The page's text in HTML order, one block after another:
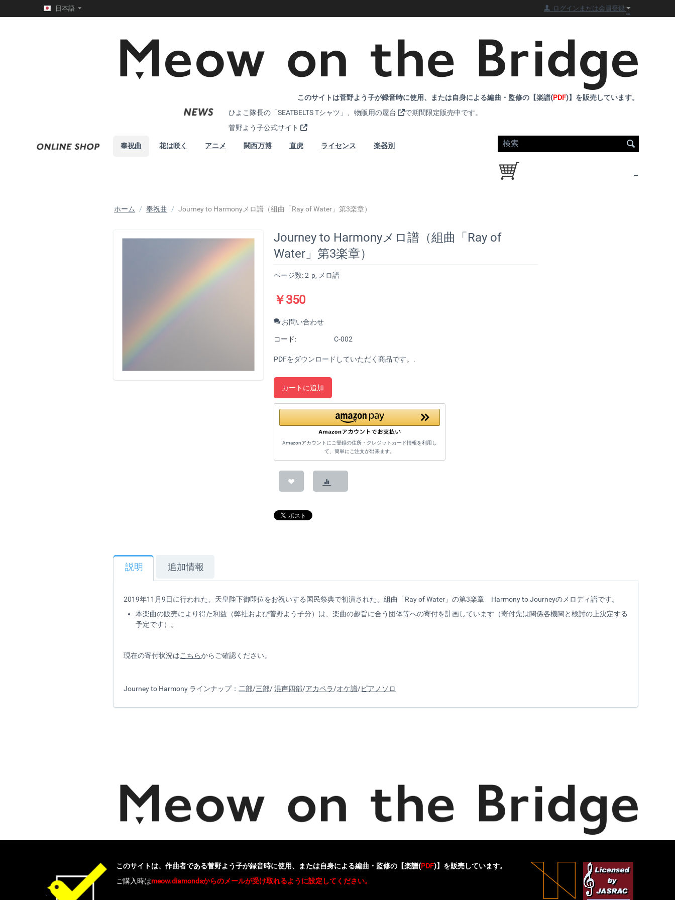
日本語 ログインまたは会員登録
このサイトは菅野よう子が録音時に使用、または自身による編曲・監修の【楽譜(PDF)】を販売しています。
ひよこ隊長の「SEATBELTS Tシャツ」、 物販用の屋台
で期間限定販売中です。
菅野よう子公式サイト
奉祝曲 花は咲く アニメ 関西万博 直虎 ライセンス 楽器別
ホーム / 奉祝曲 / Journey to Harmonyメロ譜（組曲「Ray of Water」第3楽章）
Journey to Harmonyメロ譜（組曲「Ray of
Water」第3楽章）
ページ数: 2 p, メロ譜
￥350
お問い合わせ
コード: C-002
PDFをダウンロードしていただく商品です。.
カートに追加
Amazonアカウントにご登録の住所・クレジットカード情報を利用し
て、簡単にご注文が出来ます。
説明 追加情報
2019年11月9日に行われた、天皇陛下御即位をお祝いする国民祭典で初演された、組曲「Ray of Water」の第3楽章 Harmony to Journeyのメロディ譜です。
本楽曲の販売により得た利益（弊社および菅野よう子分）は、楽曲の趣旨に合う団体等への寄付を計画しています（寄付先は関係各機関と検討の上決定する
予定です）。
現在の寄付状況はこちらからご確認ください。
Journey to Harmony ラインナップ： 二部/三部/混声四部/アカペラ/オケ譜/ピアノソロ
このサイトは、作曲者である菅野よう子が録音時に使用、または自身による編曲・監修の【楽譜(PDF)】を販売しています。
ご購入時はmeow.diamondsからのメールが受け取れるように設定してください。